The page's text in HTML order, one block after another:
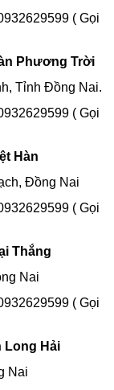
( Gọi
Phương Trời
Tỉnh Đồng Nai.
( Gọi
Hàn
Đồng Nai
( Gọi
Thắng
Nai
( Gọi
Long Hải
Nai